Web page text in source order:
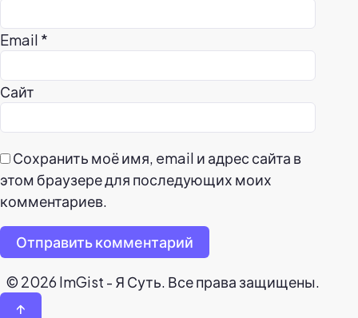
Email *
Сайт
Сохранить моё имя, email и адрес сайта в
этом браузере для последующих моих
комментариев.
Отправить комментарий
© 2026 ImGist - Я Суть. Все права защищены.
↑